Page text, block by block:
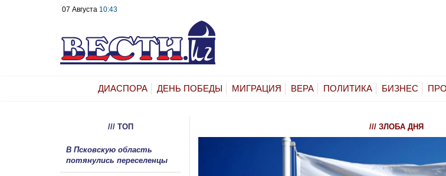
07 Августа 10:43
ДИАСПОРА ДЕНЬ ПОБЕДЫ МИГРАЦИЯ ВЕРА ПОЛИТИКА БИЗНЕС
/// ЗЛОБА ДНЯ
/// ТОП
В Псковскую область
потянулись переселенцы